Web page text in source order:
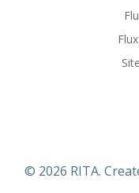
© 2026 RITA.